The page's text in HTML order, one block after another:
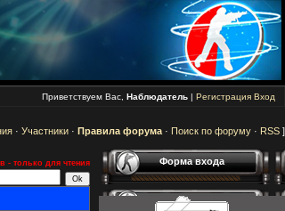
Приветствуем Вас, Наблюдатель | Регистрация Вход
· Участники · Правила форума · Поиск по форуму · RSS ]
- только для чтения
Форма входа